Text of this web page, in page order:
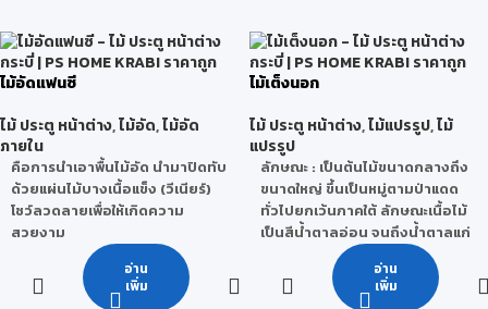
งานจริงนั้นสามารถเปลี่ยนแปลง
ได้ โดยขึ้นอยู่กับ สภาพแวดล้อม วิธี
ใช้งานของผู้ใช้ การเก็บรักษา และ
ไม้อัดแฟนซี
ไม้ ประตู หน้าต่าง,ไม้อัด,ไม้อัด
ภายใน
คือการนำเอาพื้นไม้อัด นำมาปิดทับ
ด้วยแผ่นไม้บางเนื้อแข็ง (วีเนียร์)
โชว์ลวดลายเพื่อให้เกิดความ
สวยงาม
ไม้อัดแฟนซีจะเน้นที่ความสวยงาม
อ่าน
เพิ่ม
ไม้เต็งนอก
ไม้ ประตู หน้าต่าง,ไม้แปรรูป,ไม้
แปรรูป
ลักษณะ : เป็นต้นไม้ขนาดกลางถึง
ขนาดใหญ่ ขึ้นเป็นหมู่ตามป่าแดด
ทั่วไปยกเว้นภาคใต้ ลักษณะเนื้อไม้
เป็นสีน้ำตาลอ่อน จนถึงน้ำตาลแก่
แกมแดง เสี้ยนสับสน เนื้อหยาบ แต่
สม่ำเสมอแข็งแรงและทนทานมาก
เมื่อผึ่งให้แห้งแล้วเลื่อยไสตกแต่งจะ
อ่าน
เพิ่ม